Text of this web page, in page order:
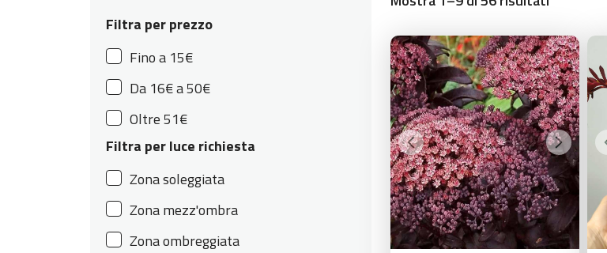
Filtra per prezzo
Fino a 15€
Da 16€ a 50€
Oltre 51€
Filtra per luce richiesta
Zona soleggiata
Zona mezz'ombra
Zona ombreggiata